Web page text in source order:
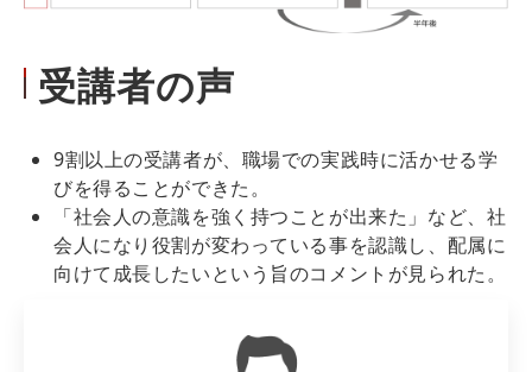
受講者の声
9割以上の受講者が、職場での実践時に活かせる学
びを得ることができた。
「社会人の意識を強く持つことが出来た」など、社
会人になり役割が変わっている事を認識し、配属に
向けて成長したいという旨のコメントが見られた。